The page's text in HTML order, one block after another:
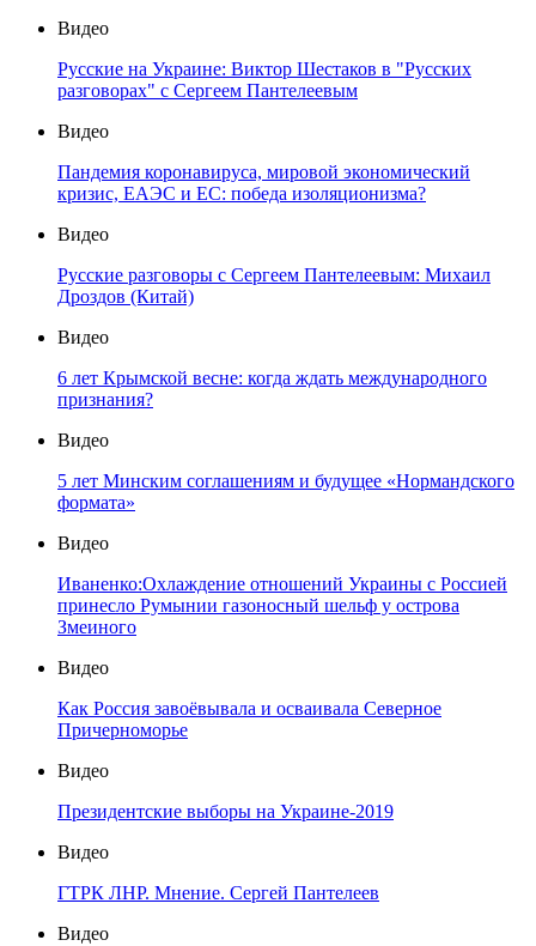
Видео
Русские на Украине: Виктор Шестаков в "Русских
разговорах" с Сергеем Пантелеевым
Видео
Пандемия коронавируса, мировой экономический
кризис, ЕАЭС и ЕС: победа изоляционизма?
Видео
Русские разговоры с Сергеем Пантелеевым: Михаил
Дроздов (Китай)
Видео
6 лет Крымской весне: когда ждать международного
признания?
Видео
5 лет Минским соглашениям и будущее «Нормандского
формата»
Видео
Иваненко:Охлаждение отношений Украины с Россией
принесло Румынии газоносный шельф у острова
Змеиного
Видео
Как Россия завоёвывала и осваивала Северное
Причерноморье
Видео
Президентские выборы на Украине-2019
Видео
ГТРК ЛНР. Мнение. Сергей Пантелеев
Видео